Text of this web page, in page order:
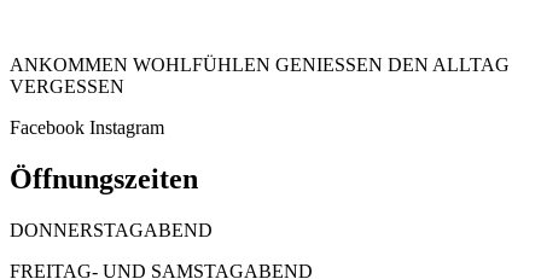
ANKOMMEN WOHLFÜHLEN GENIESSEN DEN ALLTAG
VERGESSEN
Facebook Instagram
Öffnungszeiten
DONNERSTAGABEND
FREITAG- UND SAMSTAGABEND